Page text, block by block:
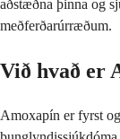
aðstæðna þinna og
meðferðarúrræðum.
Við hvað er
Amoxapín er fyrst